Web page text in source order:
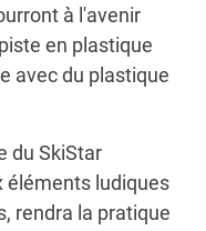
à l'avenir
en plastique
avec du plastique
du SkiStar
éléments ludiques
rendra la pratique